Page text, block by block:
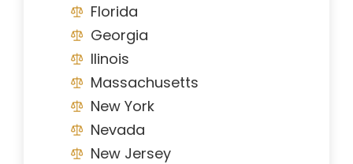
Florida
Georgia
Ilinois
Massachusetts
New York
Nevada
New Jersey